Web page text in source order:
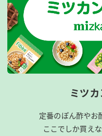
ミツ
定番のぽん酢やお
ここでしか買え